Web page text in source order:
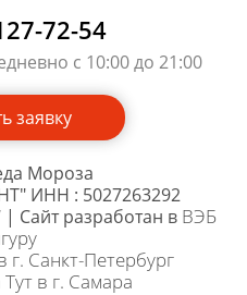
Мороза
ИНН : 5027263292
Сайт разработан в ВЭБ
г. Санкт-Петербург
в г. Самара
72-54
с 10:00 до 21:00
заявку